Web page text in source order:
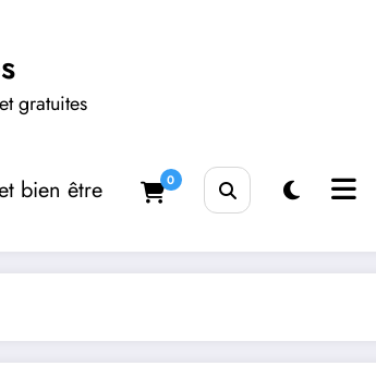
gratuites
bien être 0